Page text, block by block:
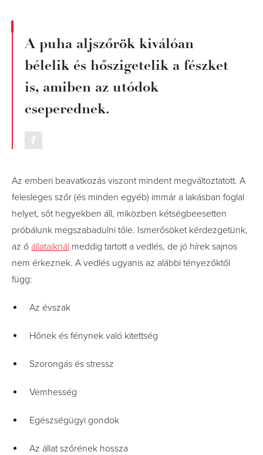
A puha aljszőrök kiválóan
bélelik és hőszigetelik a fészket
is, amiben az utódok
cseperednek.
Az emberi beavatkozás viszont mindent megváltoztatott. A
felesleges szőr (és minden egyéb) immár a lakásban foglal
helyet, sőt hegyekben áll, miközben kétségbeesetten
próbálunk megszabadulni tőle. Ismerősöket kérdezgetünk,
az ő állataiknál meddig tartott a vedlés, de jó hírek sajnos
nem érkeznek. A vedlés ugyanis az alábbi tényezőktől
függ:
Az évszak
Hőnek és fénynek való kitettség
Szorongás és stressz
Vemhesség
Egészségügyi gondok
Az állat szőrének hossza